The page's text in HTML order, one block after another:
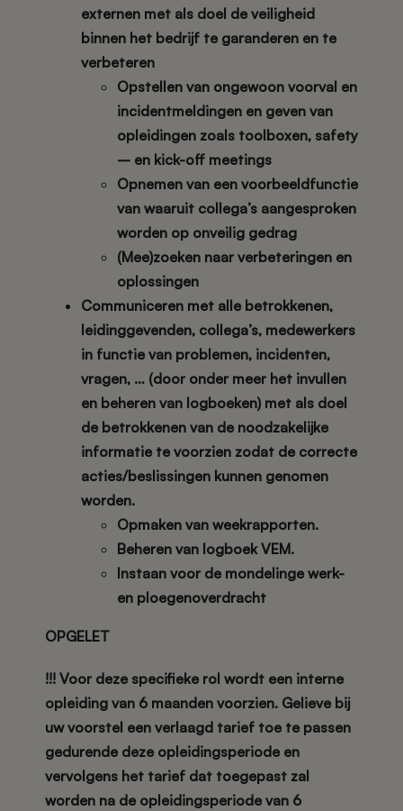
externen met als doel de veiligheid
binnen het bedrijf te garanderen en te
verbeteren
Opstellen van ongewoon voorval en
incidentmeldingen en geven van
opleidingen zoals toolboxen, safety
– en kick-off meetings
Opnemen van een voorbeeldfunctie
van waaruit collega’s aangesproken
worden op onveilig gedrag
(Mee)zoeken naar verbeteringen en
oplossingen
Communiceren met alle betrokkenen,
leidinggevenden, collega’s, medewerkers
in functie van problemen, incidenten,
vragen, … (door onder meer het invullen
en beheren van logboeken) met als doel
de betrokkenen van de noodzakelijke
informatie te voorzien zodat de correcte
acties/beslissingen kunnen genomen
worden.
Opmaken van weekrapporten.
Beheren van logboek VEM.
Instaan voor de mondelinge werk-
en ploegenoverdracht
OPGELET
!!! Voor deze specifieke rol wordt een interne
opleiding van 6 maanden voorzien. Gelieve bij
uw voorstel een verlaagd tarief toe te passen
gedurende deze opleidingsperiode en
vervolgens het tarief dat toegepast zal
worden na de opleidingsperiode van 6